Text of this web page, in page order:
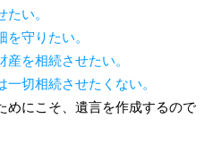
い。
守りたい。
を相続させたい。
切相続させたくない。
めにこそ、遺言を作成するので